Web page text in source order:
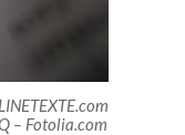
– Fotolia.com